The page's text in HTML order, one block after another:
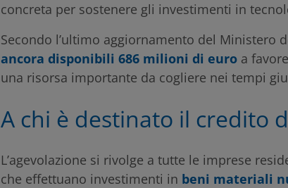
concreta per sostenere gli investimenti in
Secondo l’ultimo aggiornamento del Ministero
ancora disponibili 686 milioni di euro a
una risorsa importante da cogliere nei tempi
A chi è destinato il credito
L’agevolazione si rivolge a tutte le imprese
che effettuano investimenti in beni materiali